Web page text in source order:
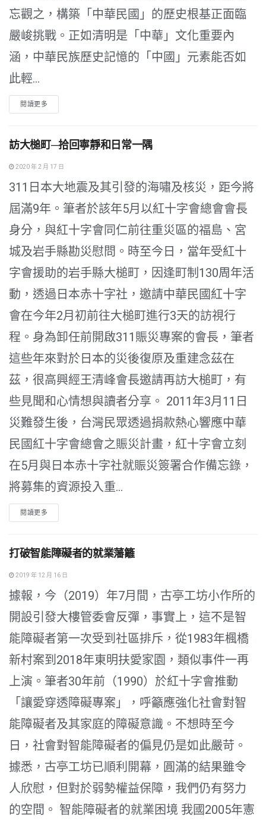
忘觀之，構築「中華民國」的歷史根基正面臨
嚴峻挑戰。正如清明是「中華」文化重要內
涵，中華民族歷史記憶的「中國」元素能否如
此輕...
閱讀更多
訪大槌町─拾回寧靜和日常一隅
2020 年 2 月 17 日
311日本大地震及其引發的海嘯及核災，距今將
屆滿9年。筆者於該年5月以紅十字會總會會長
身分，與紅十字會同仁前往重災區的福島、宮
城及岩手縣勘災慰問。時至今日，當年受紅十
字會援助的岩手縣大槌町，因逢町制130周年活
動，透過日本赤十字社，邀請中華民國紅十字
會在今年2月初前往大槌町進行3天的訪視行
程。身為卸任前開啟311賑災專案的會長，筆者
這些年來對於日本的災後復原及重建念茲在
茲，很高興經王清峰會長邀請再訪大槌町，有
些見聞和心情想與讀者分享。 2011年3月11日
災難發生後，台灣民眾透過捐款熱心響應中華
民國紅十字會總會之賑災計畫，紅十字會立刻
在5月與日本赤十字社就賑災簽署合作備忘錄，
將募集的資源投入重...
閱讀更多
打破智能障礙者的就業藩籬
2019 年 12 月 16 日
據報，今（2019）年7月間，古亭工坊小作所的
開設引發大樓管委會反彈，事實上，這不是智
能障礙者第一次受到社區排斥，從1983年楓橋
新村案到2018年東明扶愛家園，類似事件一再
上演。筆者30年前（1990）於紅十字會推動
「讓愛穿透障礙專案」，呼籲應強化社會對智
能障礙者及其家庭的障礙意識。不想時至今
日，社會對智能障礙者的偏見仍是如此嚴苛。
據悉，古亭工坊已順利開幕，圓滿的結果雖令
人欣慰，但對於弱勢權益保障，我們仍有努力
的空間。 智能障礙者的就業困境 我國2005年憲